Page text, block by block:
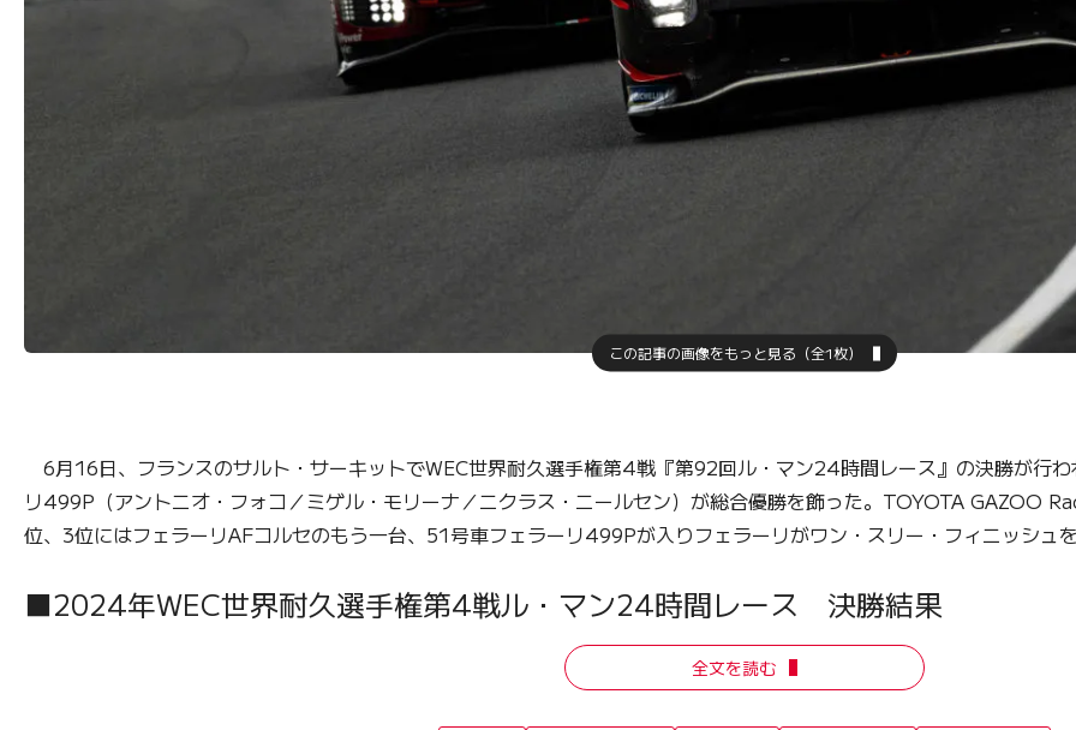
この記事の画像をもっと見る（全1枚）
6月16日、フランスのサルト・サーキットでWEC世界耐久選手権第4戦『第92回ル・マン24時間レース』の決勝が行
リ499P（アントニオ・フォコ／ミゲル・モリーナ／ニクラス・ニールセン）が総合優勝を飾った。TOYOTA GAZOO
位、3位にはフェラーリAFコルセのもう一台、51号車フェラーリ499Pが入りフェラーリがワン・スリー・フィニッシュを
■2024年WEC世界耐久選手権第4戦ル・マン24時間レース 決勝結果
全文を読む